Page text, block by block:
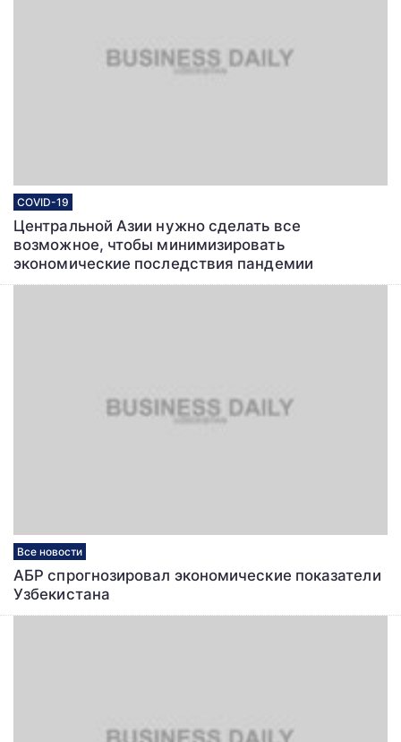
COVID-19
Центральной Азии нужно сделать все
возможное, чтобы минимизировать
экономические последствия пандемии
Все новости
АБР спрогнозировал экономические показатели
Узбекистана